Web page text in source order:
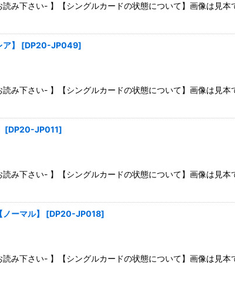
読み下さい- 】【シングルカードの状態について】画像は見
】 [DP20-JP049]
読み下さい- 】【シングルカードの状態について】画像は見
[DP20-JP011]
読み下さい- 】【シングルカードの状態について】画像は見
ーマル】 [DP20-JP018]
読み下さい- 】【シングルカードの状態について】画像は見